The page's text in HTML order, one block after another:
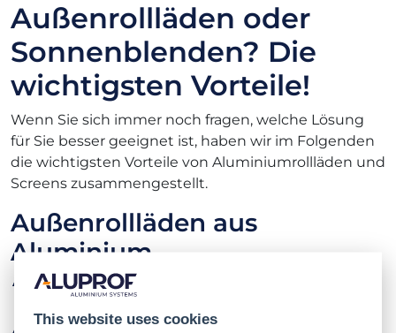
Außenrollläden oder
Sonnenblenden? Die
wichtigsten Vorteile!
Wenn Sie sich immer noch fragen, welche Lösung
für Sie besser geeignet ist, haben wir im Folgenden
die wichtigsten Vorteile von Aluminiumrollläden und
Screens zusammengestellt.
Außenrollläden aus
Aluminium
schirmen Lärm wirksam ab und regeln die
Temperatur im Gebäude,
This website uses cookies